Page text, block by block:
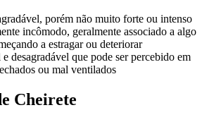
porém não muito forte ou intenso
incômodo, geralmente associado a algo
a estragar ou deteriorar
desagradável que pode ser percebido em
ou mal ventilados
Cheirete